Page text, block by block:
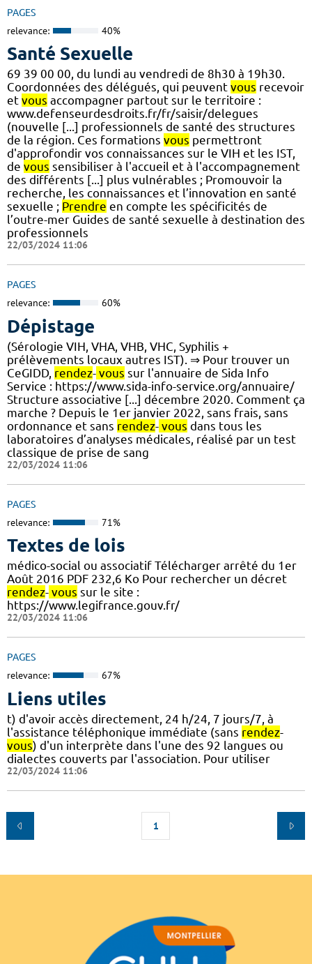
PAGES
relevance: 40%
Santé Sexuelle
69 39 00 00, du lundi au vendredi de 8h30 à 19h30.
Coordonnées des délégués, qui peuvent vous recevoir
et vous accompagner partout sur le territoire :
www.defenseurdesdroits.fr/fr/saisir/delegues
(nouvelle [...] professionnels de santé des structures
de la région. Ces formations vous permettront
d'approfondir vos connaissances sur le VIH et les IST,
de vous sensibiliser à l'accueil et à l'accompagnement
des différents [...] plus vulnérables ; Promouvoir la
recherche, les connaissances et l’innovation en santé
sexuelle ; Prendre en compte les spécificités de
l’outre-mer Guides de santé sexuelle à destination des
professionnels
22/03/2024 11:06
PAGES
relevance: 60%
Dépistage
(Sérologie VIH, VHA, VHB, VHC, Syphilis +
prélèvements locaux autres IST). ⇒ Pour trouver un
CeGIDD, rendez- vous sur l'annuaire de Sida Info
Service : https://www.sida-info-service.org/annuaire/
Structure associative [...] décembre 2020. Comment ça
marche ? Depuis le 1er janvier 2022, sans frais, sans
ordonnance et sans rendez- vous dans tous les
laboratoires d’analyses médicales, réalisé par un test
classique de prise de sang
22/03/2024 11:06
PAGES
relevance: 71%
Textes de lois
médico-social ou associatif Télécharger arrêté du 1er
Août 2016 PDF 232,6 Ko Pour rechercher un décret
rendez- vous sur le site :
https://www.legifrance.gouv.fr/
22/03/2024 11:06
PAGES
relevance: 67%
Liens utiles
t) d'avoir accès directement, 24 h/24, 7 jours/7, à
l'assistance téléphonique immédiate (sans rendez-
vous) d'un interprète dans l'une des 92 langues ou
dialectes couverts par l'association. Pour utiliser
22/03/2024 11:06
1